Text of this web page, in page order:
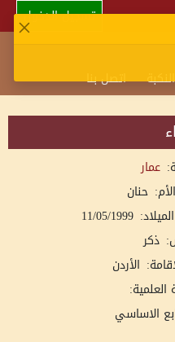
تسجيل الدخول
النكبة اتصل بنا
عمار
حنان
11/05/1999
ذكر
الأردن
العلمية:
الاساسي